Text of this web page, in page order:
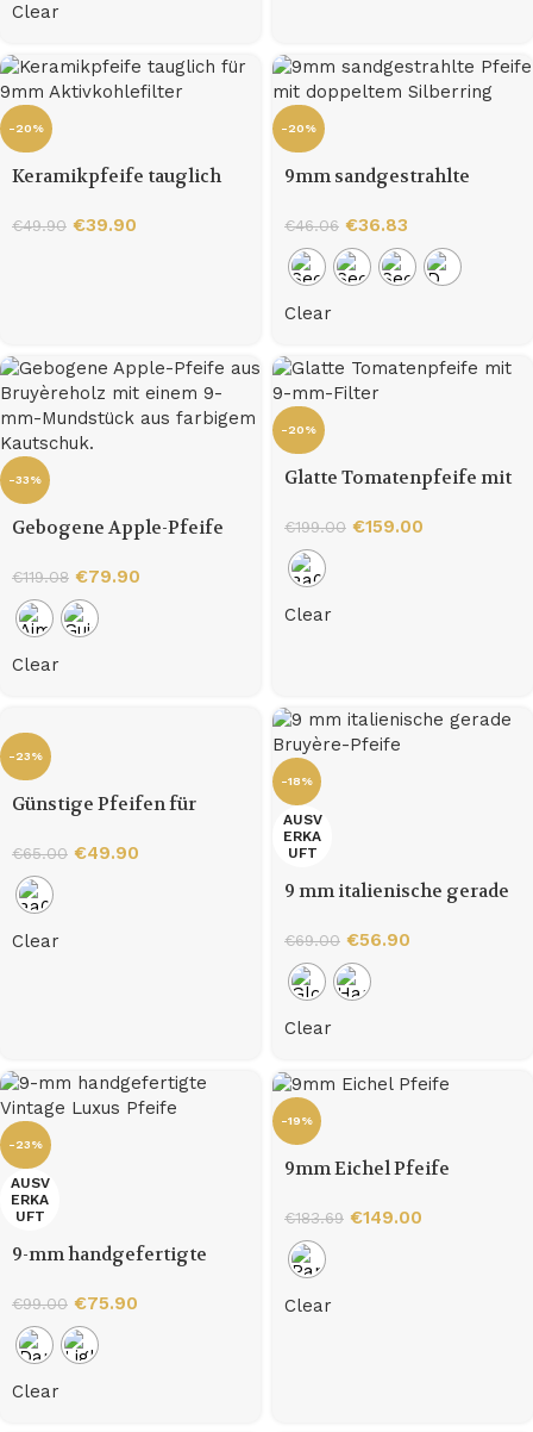
Clear
-20%
Keramikpfeife tauglich
€49.90 €39.90
-20%
9mm sandgestrahlte
Silberring
€46.06 €36.83
Clear
-33%
Gebogene Apple-Pfeife
einem 9-mm-Mundstück
aus farbigem Kautschuk.
€119.08 €79.90
Clear
-20%
Glatte Tomatenpfeife mit
€199.00 €159.00
Clear
-23%
Günstige Pfeifen für
€65.00 €49.90
Clear
-18%
AUSV
ERKA
UFT
9 mm italienische gerade
€69.00 €56.90
Clear
-23%
AUSV
ERKA
UFT
9-mm handgefertigte
€99.00 €75.90
Clear
-19%
9mm Eichel Pfeife
€183.69 €149.00
Clear